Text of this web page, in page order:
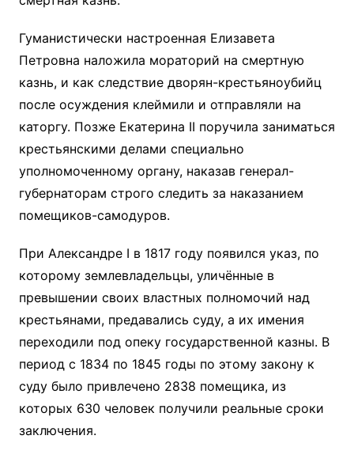
Гуманистически настроенная Елизавета
Петровна наложила мораторий на смертную
казнь, и как следствие дворян-крестьяноубийц
после осуждения клеймили и отправляли на
каторгу. Позже Екатерина II поручила заниматься
крестьянскими делами специально
уполномоченному органу, наказав генерал-
губернаторам строго следить за наказанием
помещиков-самодуров.
При Александре I в 1817 году появился указ, по
которому землевладельцы, уличённые в
превышении своих властных полномочий над
крестьянами, предавались суду, а их имения
переходили под опеку государственной казны. В
период с 1834 по 1845 годы по этому закону к
суду было привлечено 2838 помещика, из
которых 630 человек получили реальные сроки
заключения.